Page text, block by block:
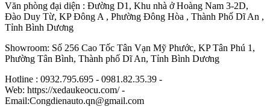
Văn phòng đại diện : Đường D1, Khu nhà ở Hoàng Nam 3-2D,
Đào Duy Từ, KP Đông A , Phường Đông Hòa , Thành Phố Dĩ An ,
Tỉnh Bình Dương
Showroom: Số 256 Cao Tốc Tân Vạn Mỹ Phước, KP Tân Phú 1,
Phường Tân Bình, Thành phố Dĩ An, Tỉnh Bình Dương
Hotline : 0932.795.695 - 0981.82.35.39 -
Web: https://xedaukeocu.com/ -
Email:Congdienauto.qn@gmail.com